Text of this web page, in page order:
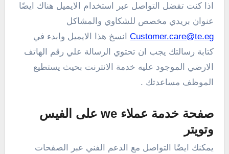
اذا كنت تفضل التواصل عبر استخدام الايميل هناك ايضًا
عنوان بريدي مخصص للشكاوي والمشاكل
Customer.care@te.egانسخ هذا الايميل وابدء في
كتابة رسالتك يجب ان تحتوي الرسالة علي رقم الهاتف
الارضي الموجود عليه خدمة الانترنت بحيث يستطيع
الموظف مساعدتك .
صفحة خدمة عملاء we على الفيس
وتويتر
يمكنك ايضًا التواصل مع الدعم الفني عبر الصفحات